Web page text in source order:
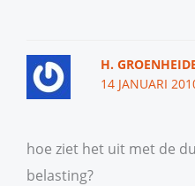
H.
14 JANUARI
hoe ziet het uit met de
belasting?